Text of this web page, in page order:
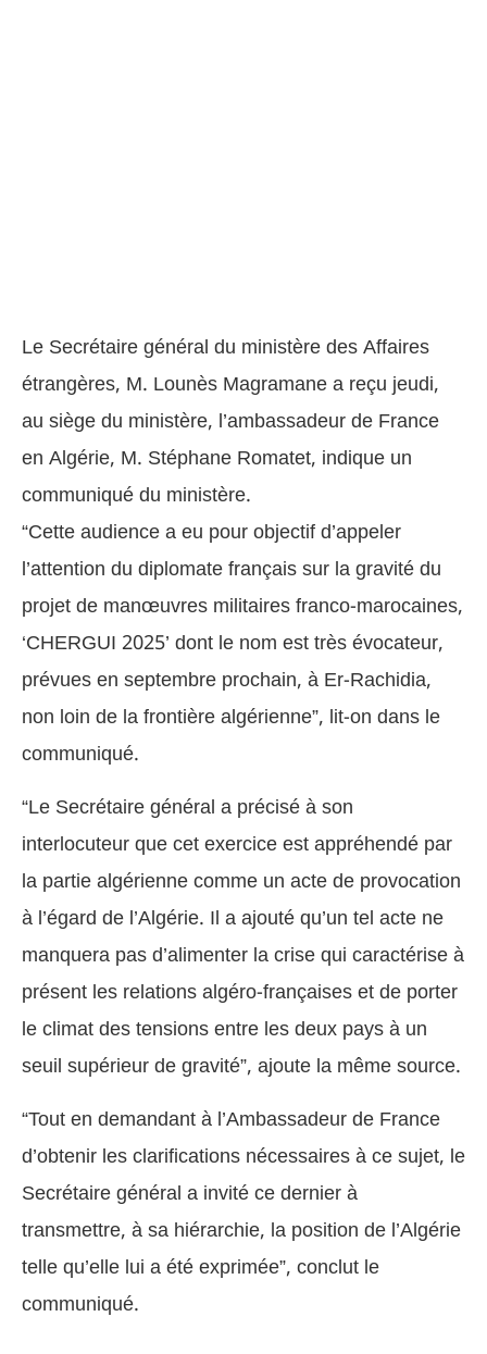
Le Secrétaire général du ministère des Affaires
étrangères, M. Lounès Magramane a reçu jeudi,
au siège du ministère, l’ambassadeur de France
en Algérie, M. Stéphane Romatet, indique un
communiqué du ministère.
“Cette audience a eu pour objectif d’appeler
l’attention du diplomate français sur la gravité du
projet de manœuvres militaires franco-marocaines,
‘CHERGUI 2025’ dont le nom est très évocateur,
prévues en septembre prochain, à Er-Rachidia,
non loin de la frontière algérienne”, lit-on dans le
communiqué.
“Le Secrétaire général a précisé à son
interlocuteur que cet exercice est appréhendé par
la partie algérienne comme un acte de provocation
à l’égard de l’Algérie. Il a ajouté qu’un tel acte ne
manquera pas d’alimenter la crise qui caractérise à
présent les relations algéro-françaises et de porter
le climat des tensions entre les deux pays à un
seuil supérieur de gravité”, ajoute la même source.
“Tout en demandant à l’Ambassadeur de France
d’obtenir les clarifications nécessaires à ce sujet, le
Secrétaire général a invité ce dernier à
transmettre, à sa hiérarchie, la position de l’Algérie
telle qu’elle lui a été exprimée”, conclut le
communiqué.